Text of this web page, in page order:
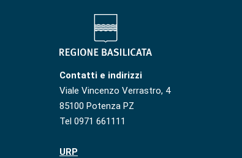
Contatti e indirizzi
Viale Vincenzo Verrastro, 4
85100 Potenza PZ
Tel 0971 661111
URP